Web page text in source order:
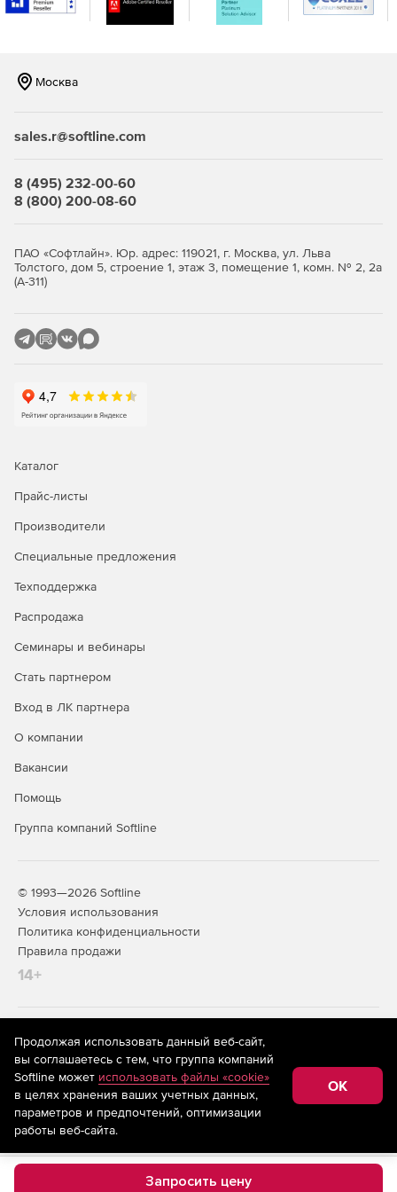
Низкие накладные расходы с мониторингом ресурсов
и сколько времени обработки ввода-вывода
экономится, поэтому значение легко поддается
Перезагрузка не требуется. Можно просто установить,
чтобы увидеть процент трафика чтения и записи,
который был исключен, и полученное время.
Запросить цену
Москва
sales.r@softline.com
8 (495) 232-00-60
8 (800) 200-08-60
ПАО «Софтлайн». Юр. адрес: 119021, г. Москва, ул. Льва
Толстого, дом 5, строение 1, этаж 3, помещение 1, комн. № 2, 2а
(А-311)
Каталог
Прайс-листы
Производители
Специальные предложения
Техподдержка
Распродажа
Семинары и вебинары
Стать партнером
Вход в ЛК партнера
О компании
Вакансии
Помощь
Группа компаний Softline
© 1993—2026 Softline
Условия использования
Политика конфиденциальности
Правила продажи
14+
На информационном ресурсе store.softline.ru применяются
рекомендательные технологии
(информационные технологии
предоставления информации на основе сбора,
систематизации и анализа сведений, относящихся к
предпочтениям пользователей сети «Интернет»,
находящихся на территории Российской Федерации)
Продолжая использовать данный веб-сайт,
вы соглашаетесь с тем, что группа компаний
Softline может использовать файлы «cookie»
в целях хранения ваших учетных данных,
параметров и предпочтений, оптимизации
работы веб-сайта.
OK